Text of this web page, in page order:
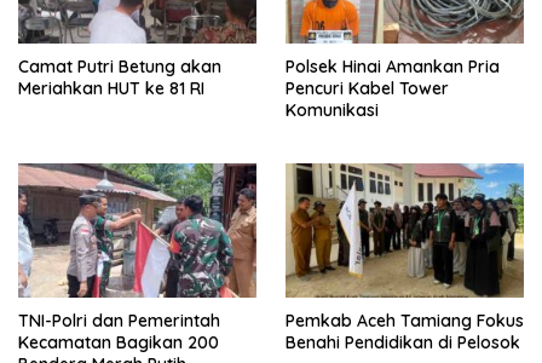
Camat Putri Betung akan
Meriahkan HUT ke 81 RI
Polsek Hinai Amankan Pria
Pencuri Kabel Tower
Komunikasi
TNI-Polri dan Pemerintah
Kecamatan Bagikan 200
Pemkab Aceh Tamiang Fokus
Benahi Pendidikan di Pelosok